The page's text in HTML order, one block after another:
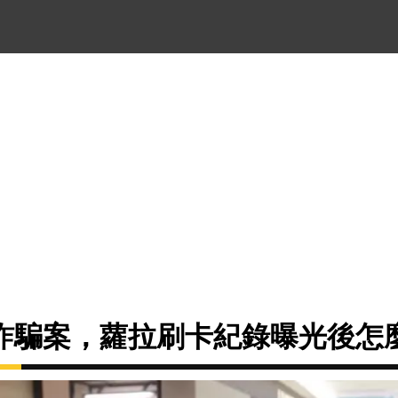
騙案，蘿拉刷卡紀錄曝光後怎